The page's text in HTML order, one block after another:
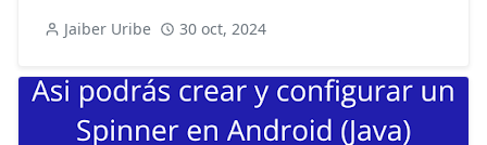
Jaiber Uribe 30 oct, 2024